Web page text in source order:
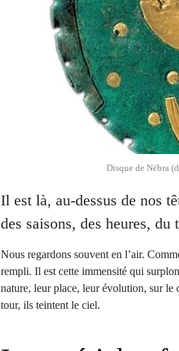
Disque de Nébra
Il est là, au-dessus de nos
des saisons, des heures, du
Nous regardons souvent en l’air.
rempli. Il est cette immensité qui
nature, leur place, leur évolution, sur le
tour, ils teintent le ciel.